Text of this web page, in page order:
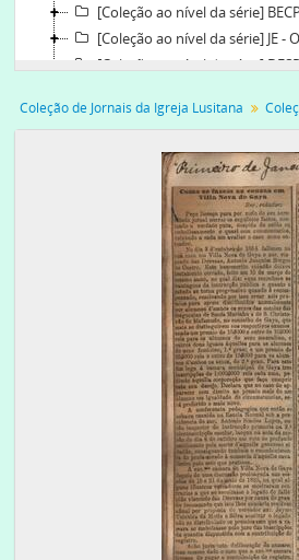
[Coleção ao nível da série]
[Coleção ao nível da série] JE -
[Coleção ao nível da série]
[Série] ILCAE - Igreja Lusitana
[Coleção ao nível da série]
[Coleção ao nível da série]
[Documento simples] 001
[Documento simples] 002
[Documento simples] 003
[Documento simples] 004
[Documento simples] 005
[Documento simples]
[Documento simples] 007
[Documento simples] 008
[Documento simples] 009
[Documento simples] 010
[Documento simples] 011
[Documento simples] 012
[Documento simples] 013
Coleção de Jornais da Igreja Lusitana